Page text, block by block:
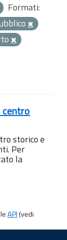
Formati:
centro
storico e
Per
la
API(vedi